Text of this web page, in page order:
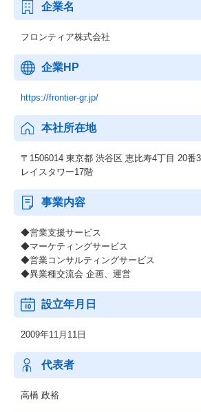
企業名
フロンティア株式会社
企業HP
https://frontier-gr.jp/
本社所在地
〒1506014 東京都 渋谷区 恵比寿4丁目 20番
レイスタワー17階
事業内容
◆営業支援サービス
◆マーケティングサービス
◆営業コンサルティングサービス
◆異業種交流会 企画、運営
設立年月日
2009年11月11日
代表者
高橋 政裕